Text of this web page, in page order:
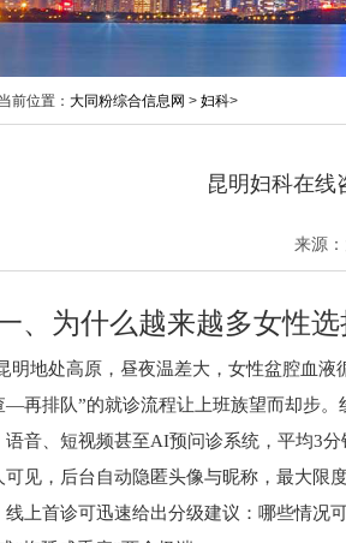
当前位置： 大同粉综合信息网 > 妇科>
昆明妇科在线
来源
、为什么越来越多女性
明地处高原，昼夜温差大，女性盆腔血
—再排队”的就诊流程让上班族望而却步。
语音、短视频甚至AI预问诊系统，平均3
可见，后台自动隐匿头像与昵称，最大限
线上首诊可迅速给出分级建议：哪些情况